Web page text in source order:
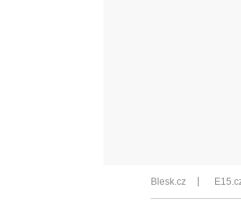
Blesk.cz